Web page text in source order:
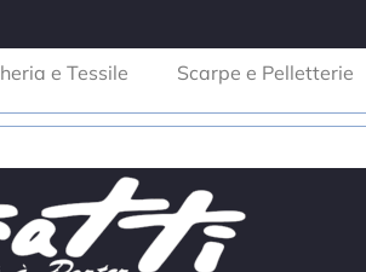
e Tessile Scarpe e Pelletterie